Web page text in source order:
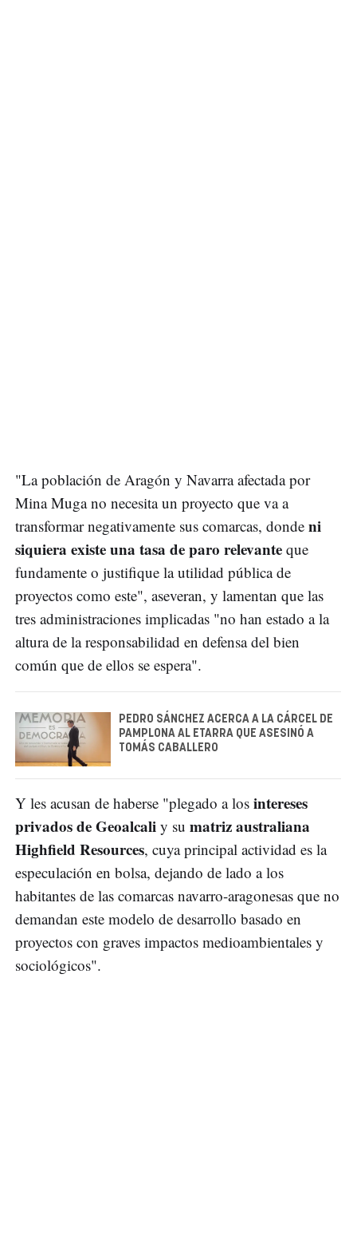
"La población de Aragón y Navarra afectada por
Mina Muga no necesita un proyecto que va a
transformar negativamente sus comarcas, donde ni
siquiera existe una tasa de paro relevante que
fundamente o justifique la utilidad pública de
proyectos como este", aseveran, y lamentan que las
tres administraciones implicadas "no han estado a la
altura de la responsabilidad en defensa del bien
común que de ellos se espera".
PEDRO SÁNCHEZ ACERCA A LA CÁRCEL DE
PAMPLONA AL ETARRA QUE ASESINÓ A
TOMÁS CABALLERO
Y les acusan de haberse "plegado a los intereses
privados de Geoalcali y su matriz australiana
Highfield Resources, cuya principal actividad es la
especulación en bolsa, dejando de lado a los
habitantes de las comarcas navarro-aragonesas que no
demandan este modelo de desarrollo basado en
proyectos con graves impactos medioambientales y
sociológicos".